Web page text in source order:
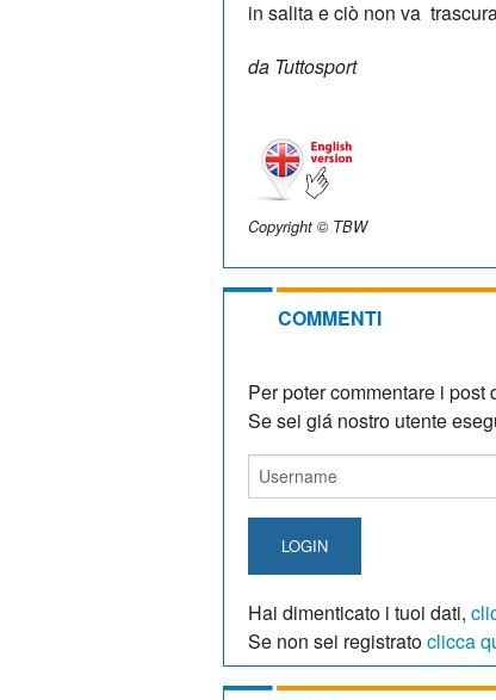
in salita e ciò non va
da Tuttosport
Copyright © TBW
COMMENTI
Per poter commentare i post
Se sei giá nostro utente
LOGIN
Hai dimenticato i tuoi dati,
Se non sei registratoclicca